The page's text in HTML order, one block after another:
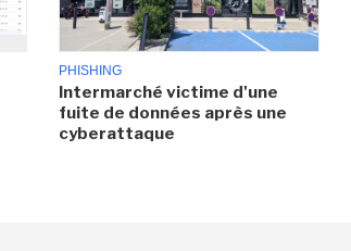
PHISHING
Intermarché victime d'une
fuite de données après une
cyberattaque